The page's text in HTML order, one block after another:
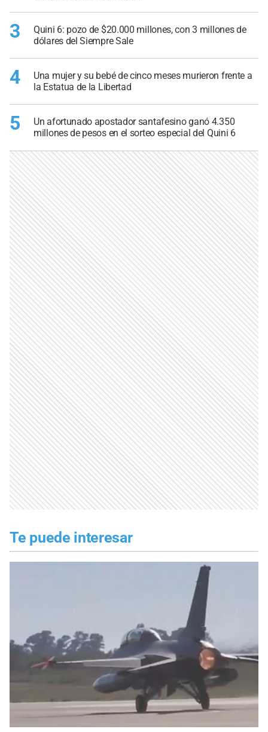
3
Quini 6: pozo de $20.000 millones, con 3 millones de
dólares del Siempre Sale
4
Una mujer y su bebé de cinco meses murieron frente a
la Estatua de la Libertad
5
Un afortunado apostador santafesino ganó 4.350
millones de pesos en el sorteo especial del Quini 6
Te puede interesar